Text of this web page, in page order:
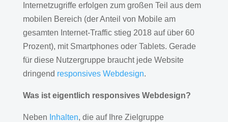
Internetzugriffe erfolgen zum großen Teil aus dem
mobilen Bereich (der Anteil von Mobile am
gesamten Internet-Traffic stieg 2018 auf über 60
Prozent), mit Smartphones oder Tablets. Gerade
für diese Nutzergruppe braucht jede Website
dringend responsives Webdesign.
Was ist eigentlich responsives Webdesign?
Neben Inhalten, die auf Ihre Zielgruppe